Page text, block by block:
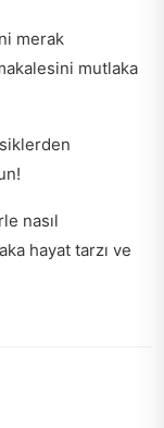
merak
mutlaka
nasıl
hayat tarzı ve